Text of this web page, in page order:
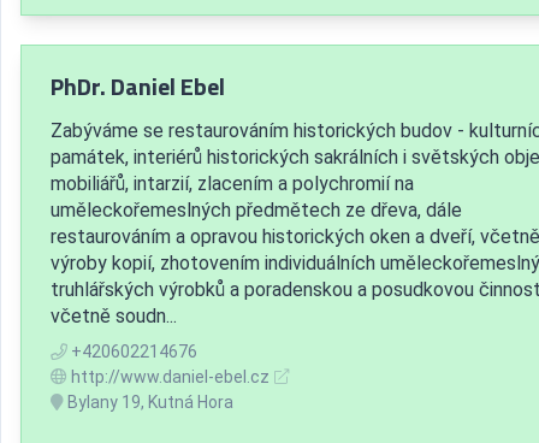
PhDr. Daniel Ebel
Zabýváme se restaurováním historických budov -
památek, interiérů historických sakrálních i světských
mobiliářů, intarzií, zlacením a polychromií na
uměleckořemeslných předmětech ze dřeva, dále
restaurováním a opravou historických oken a dveří, včetně
výroby kopií, zhotovením individuálních
truhlářských výrobků a poradenskou a posudkovou
včetně soudn...
+420602214676
http://www.daniel-ebel.cz
Bylany 19, Kutná Hora